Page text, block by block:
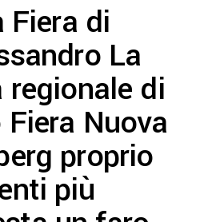
Fiera di
La
regionale di
Nuova
proprio
più